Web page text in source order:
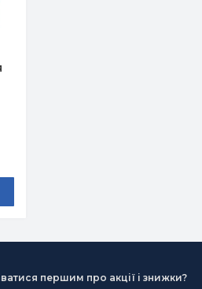
першим про акції і знижки?